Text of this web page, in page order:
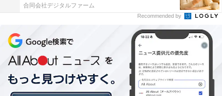
合同会社デジタルファーム
Recommended by